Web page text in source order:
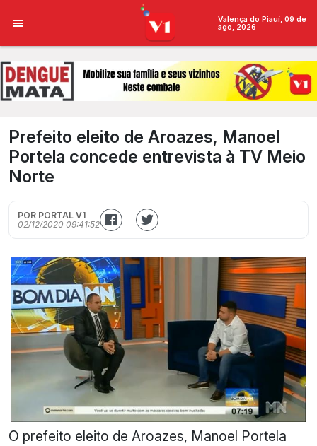
Valença do Piauí, 09 de
ago, 2026
Prefeito eleito de Aroazes, Manoel
Portela concede entrevista à TV Meio
Norte
POR PORTAL V1
02/12/2020 09:41:52
O prefeito eleito de Aroazes, Manoel Portela